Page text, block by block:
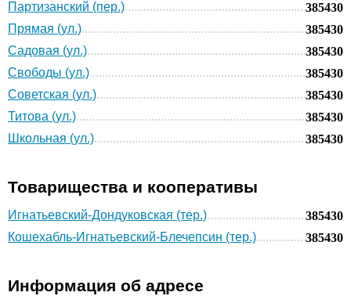
Партизанский (пер.)
385430
Прямая (ул.)
385430
Садовая (ул.)
385430
Свободы (ул.)
385430
Советская (ул.)
385430
Титова (ул.)
385430
Школьная (ул.)
385430
Товарищества и кооперативы
Игнатьевский-Дондуковская (тер.)
385430
Кошехабль-Игнатьевский-Блечепсин (тер.)
385430
Информация об адресе